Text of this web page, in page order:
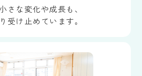
さな変化や成長も、
受け止めています。